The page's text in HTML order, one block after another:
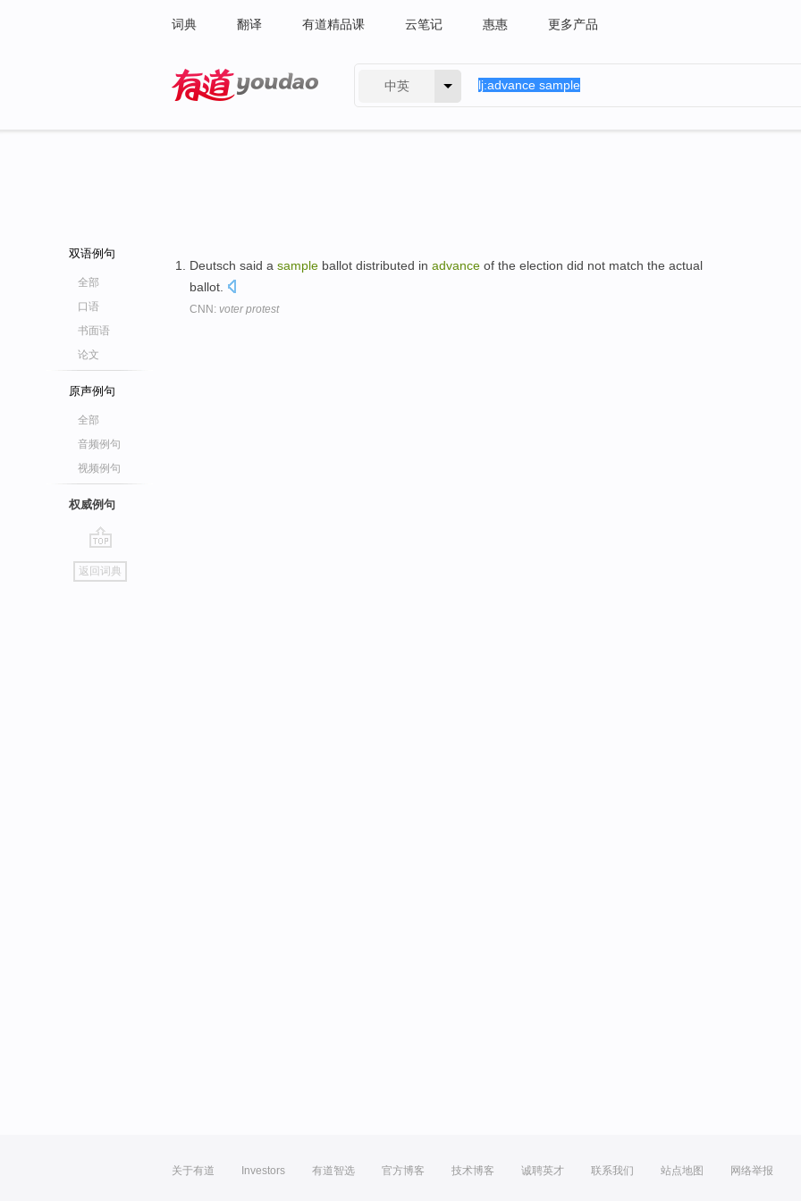
词典 翻译 有道精品课 云笔记 惠惠 更多产品
中英
双语例句
全部
口语
书面语
论文
原声例句
全部
音频例句
视频例句
权威例句
go
top
返回词典
Deutsch said a sample ballot distributed in advance of the election did not match the actual
ballot.
CNN: voter protest
关于有道 Investors 有道智选 官方博客 技术博客 诚聘英才 联系我们 站点地图 网络举报